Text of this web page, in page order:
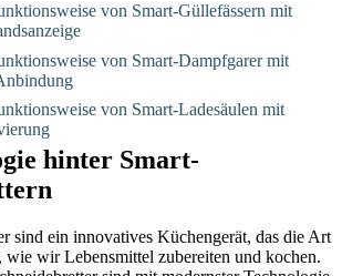
von Smart-Güllefässern mit
von Smart-Dampfgarer mit
von Smart-Ladesäulen mit
hinter Smart-
sind ein innovatives Küchengerät, das die Art
wie wir Lebensmittel zubereiten und kochen.